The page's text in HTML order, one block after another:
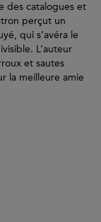
des catalogues et
perçut un
qui s’avéra le
L’auteur
et sautes
la meilleure amie